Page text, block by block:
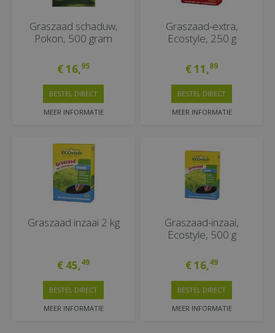
Graszaad schaduw,
Pokon, 500 gram
€16,95
MEER INFORMATIE
BESTEL DIRECT
Graszaad-extra,
Ecostyle, 250 g
€11,89
MEER INFORMATIE
BESTEL DIRECT
Graszaad inzaai 2 kg
€ 45,49
MEER INFORMATIE
BESTEL DIRECT
Graszaad-inzaai,
Ecostyle, 500 g
€16,49
MEER INFORMATIE
BESTEL DIRECT